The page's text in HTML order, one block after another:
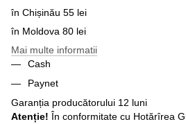
în Chișinău 55 lei
în Moldova 80 lei
Mai multe informatii
Cash
Paynet
Garanția producătorului 12 luni
Atenție! În conformitate cu Hotărîrea